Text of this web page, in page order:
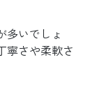
多いでしょ
寧さや柔軟さ